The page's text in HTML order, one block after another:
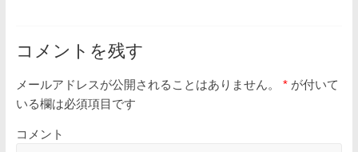
コメントを残す
メールアドレスが公開されることはありません。 *が付いて
いる欄は必須項目です
コメント